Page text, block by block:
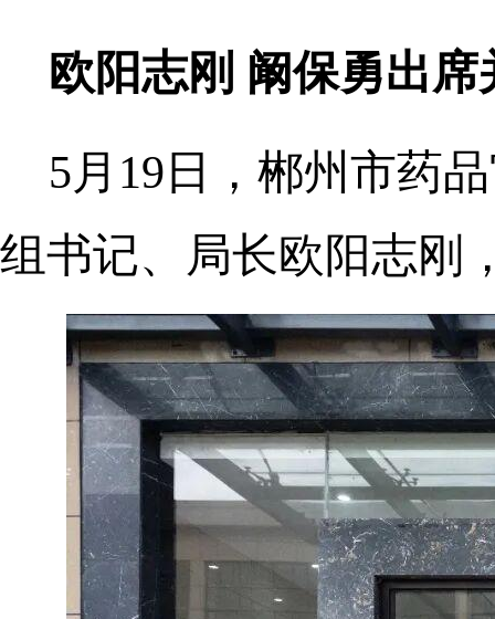
欧阳志刚 阚保勇出席
5月19日，郴州市药
组书记、局长欧阳志刚